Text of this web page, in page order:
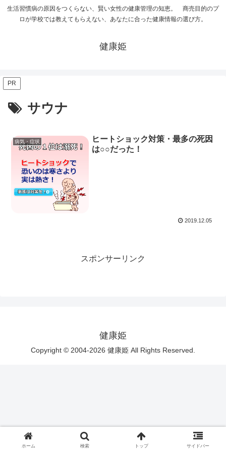
生活習慣病の原因をつくらない、賢い女性の健康管理の知恵。 商売目的のプ
ロが学校では教えてもらえない、あなたに合った健康情報の選び方。
健康姫
PR
サウナ
病気・症状
ヒートショック対策・最多の死因
は○○だった！
2019.12.05
スポンサーリンク
健康姫
Copyright © 2004-2026 健康姫 All Rights Reserved.
ホーム 検索 トップ サイドバー